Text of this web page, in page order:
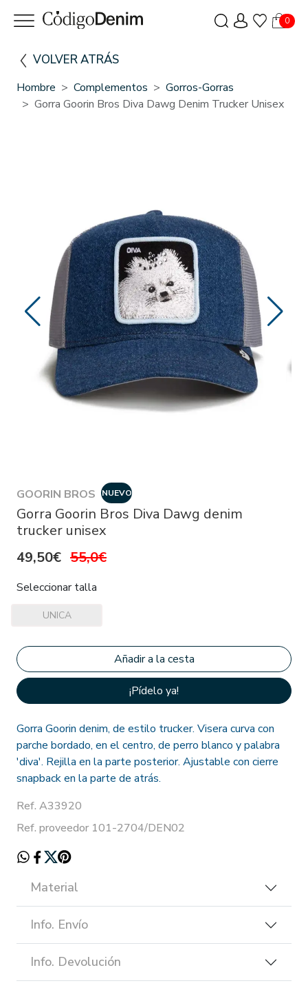
0
VOLVER ATRÁS
Hombre Complementos
Gorros-Gorras
Gorra Goorin Bros Diva Dawg Denim Trucker Unisex
GOORIN BROS NUEVO
Gorra Goorin Bros Diva Dawg denim
trucker unisex
49,50€ 55,0€
Seleccionar talla
UNICA
¡Pídelo ya!
Gorra Goorin denim, de estilo trucker. Visera curva con
parche bordado, en el centro, de perro blanco y palabra
'diva'. Rejilla en la parte posterior. Ajustable con cierre
snapback en la parte de atrás.
Ref. A33920
Ref. proveedor 101-2704/DEN02
Material
Info. Envío
Info. Devolución